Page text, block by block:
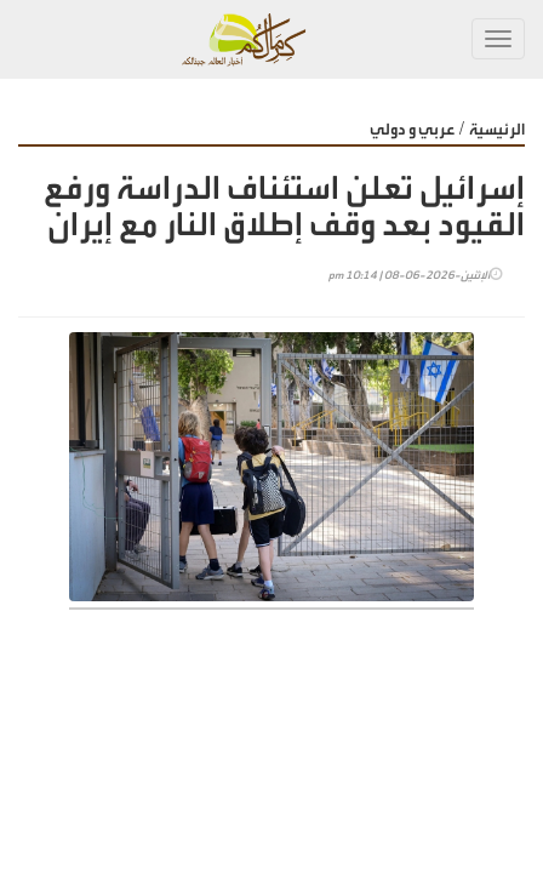
الرئيسية / عربي و دولي
إسرائيل تعلن استئناف الدراسة ورفع
القيود بعد وقف إطلاق النار مع إيران
الإثنين-2026-06-08 | 10:14 pm